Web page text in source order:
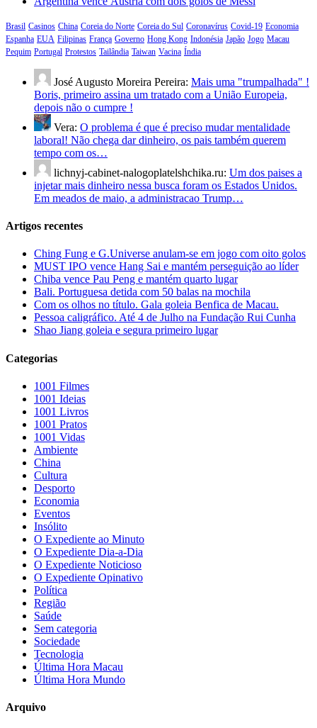
Brasil Casinos China Coreia do Norte Coreia do Sul Coronavírus Covid-19 Economia
Espanha EUA Filipinas França Governo Hong Kong Indonésia Japão Jogo Macau
Pequim Portugal Protestos Tailândia Taiwan Vacina Índia
José Augusto Moreira Pereira: Mais uma "trumpalhada" !
Boris, primeiro assina um tratado com a União Europeia,
depois não o cumpre !
Vera: O problema é que é preciso mudar mentalidade
laboral! Não chega dar dinheiro, os pais também querem
tempo com os…
lichnyj-cabinet-nalogoplatelshchika.ru: Um dos paises a
injetar mais dinheiro nessa busca foram os Estados Unidos.
Em meados de maio, a administracao Trump…
Artigos recentes
Ching Fung e G.Universe anulam-se em jogo com oito golos
MUST IPO vence Hang Sai e mantém perseguição ao líder
Chiba vence Pau Peng e mantém quarto lugar
Bali. Portuguesa detida com 50 balas na mochila
Com os olhos no título. Gala goleia Benfica de Macau.
Pessoa caligráfico. Até 4 de Julho na Fundação Rui Cunha
Shao Jiang goleia e segura primeiro lugar
Categorias
1001 Filmes
1001 Ideias
1001 Livros
1001 Pratos
1001 Vidas
Ambiente
China
Cultura
Desporto
Economia
Eventos
Insólito
O Expediente ao Minuto
O Expediente Dia-a-Dia
O Expediente Noticioso
O Expediente Opinativo
Política
Região
Saúde
Sem categoria
Sociedade
Tecnologia
Última Hora Macau
Última Hora Mundo
Arquivo